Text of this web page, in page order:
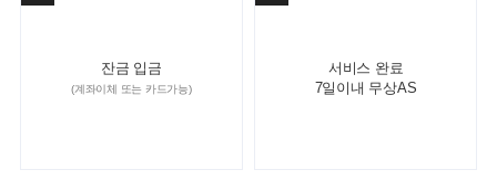
잔금 입금
(계좌이체 또는 카드가능)
서비스 완료
7일이내 무상AS